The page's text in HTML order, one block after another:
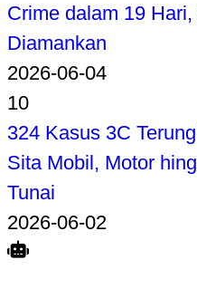
Crime dalam 19
Diamankan
2026-06-04
10
324 Kasus 3C
Sita Mobil, Motor
Tunai
2026-06-02